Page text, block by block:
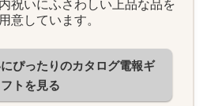
祝いにふさわしい上品な品を
意しています。
ぴったりのカタログ電報ギ
フトを見る